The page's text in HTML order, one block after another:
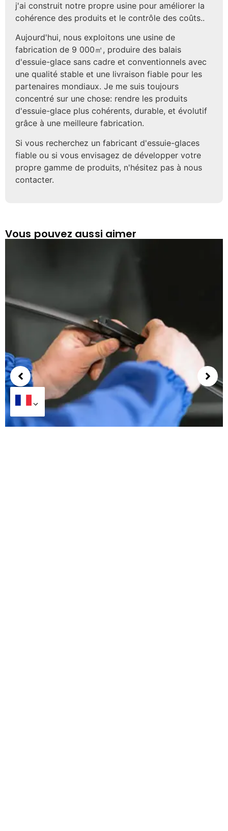
j'ai construit notre propre usine pour améliorer la
cohérence des produits et le contrôle des coûts..
Aujourd'hui, nous exploitons une usine de
fabrication de 9 000㎡, produire des balais
d'essuie-glace sans cadre et conventionnels avec
une qualité stable et une livraison fiable pour les
partenaires mondiaux. Je me suis toujours
concentré sur une chose: rendre les produits
d'essuie-glace plus cohérents, durable, et évolutif
grâce à une meilleure fabrication.
Si vous recherchez un fabricant d'essuie-glaces
fiable ou si vous envisagez de développer votre
propre gamme de produits, n'hésitez pas à nous
contacter.
Vous pouvez aussi aimer